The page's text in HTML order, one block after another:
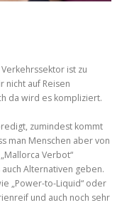
ist zu
nicht auf Reisen
da wird es kompliziert.
zumindest kommt
man Menschen aber von
Verbot“
Alternativen geben.
„Power-to-Liquid“ oder
und auch noch sehr